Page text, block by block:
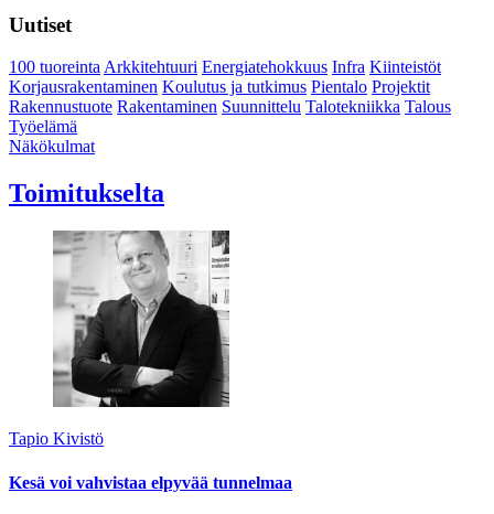
Uutiset
100 tuoreintaArkkitehtuuri Energiatehokkuus Infra Kiinteistöt
Korjausrakentaminen Koulutus ja tutkimus Pientalo Projektit
Rakennustuote Rakentaminen Suunnittelu Talotekniikka Talous
Työelämä
Näkökulmat
Toimitukselta
Tapio Kivistö
Kesä voi vahvistaa elpyvää tunnelmaa